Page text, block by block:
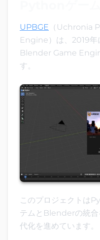
UPBGE （Uchronia
Engine）は、2019
Blender Game
す。
このプロジェクトは
テムとBlenderの統合
代化を進めています。